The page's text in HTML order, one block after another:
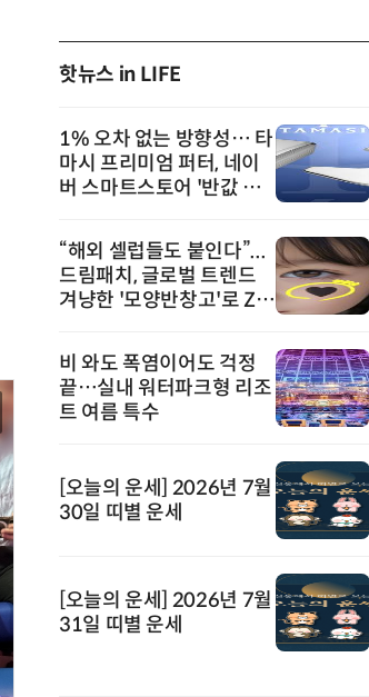
핫뉴스 in LIFE
1% 오차 없는 방향성… 타
마시 프리미엄 퍼터, 네이
버 스마트스토어 '반값 할
“해외 셀럽들도 붙인다”...
드림패치, 글로벌 트렌드
겨냥한 '모양반창고'로 Z세
비 와도 폭염이어도 걱정
끝…실내 워터파크형 리조
트 여름 특수
[오늘의 운세] 2026년 7월
30일 띠별 운세
[오늘의 운세] 2026년 7월
31일 띠별 운세